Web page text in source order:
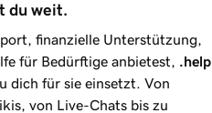
du weit.
finanzielle Unterstützung,
für Bedürftige anbietest,
.help
dich für sie einsetzt. Von
von Live-Chats bis zu